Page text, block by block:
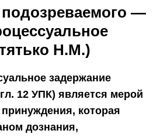
—
Н.М.)
задержание
12 УПК) является мерой
которая
дознания,